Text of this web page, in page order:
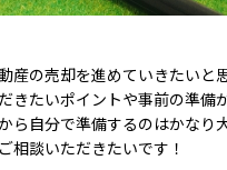
産の売却を進めていきたいと
きたいポイントや事前の準備
ら自分で準備するのはかなり
相談いただきたいです！